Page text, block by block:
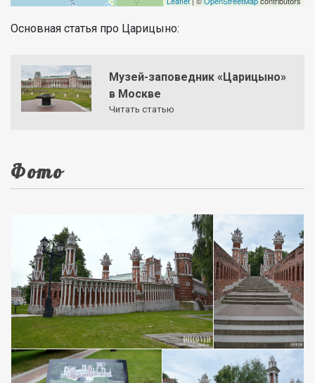
Основная статья про Царицыно:
Музей-заповедник «Царицыно»
в Москве
Читать статью
Фото